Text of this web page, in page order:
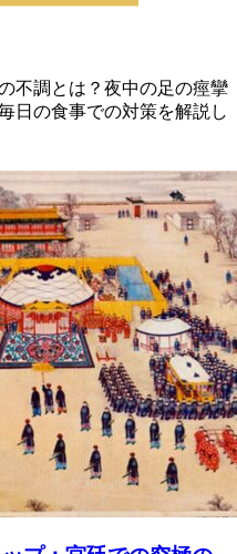
不調とは？夜中の足の痙攣
日の食事での対策を解説し